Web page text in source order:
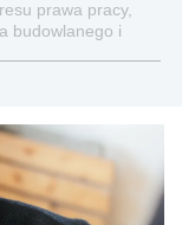
prawa pracy,
budowlanego i